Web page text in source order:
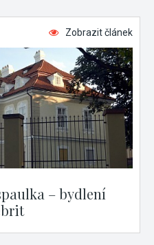
Zobrazit článek
– bydlení